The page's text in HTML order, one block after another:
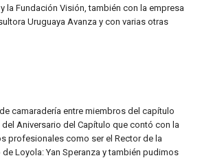
la Fundación Visión, también con la empresa
Uruguaya Avanza y con varias otras
camaradería entre miembros del capítulo
Aniversario del Capítulo que contó con la
profesionales como ser el Rector de la
Loyola: Yan Speranza y también pudimos